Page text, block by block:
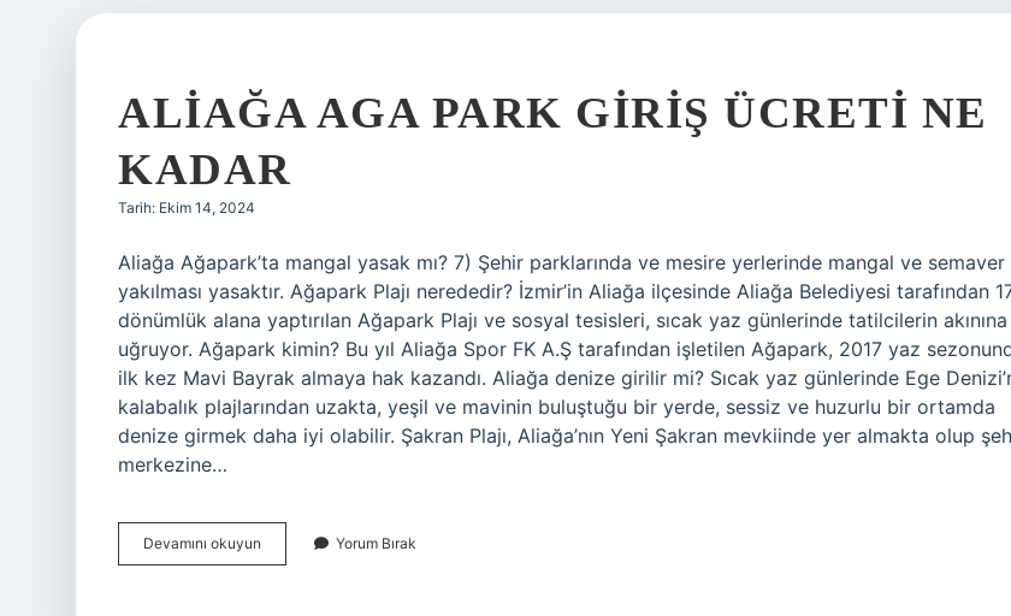
ALIAĞA AGA PARK GIRIŞ ÜCRETI NE
KADAR
Tarih: Ekim 14, 2024
Aliağa Ağapark’ta mangal yasak mı? 7) Şehir parklarında ve mesire yerlerinde mangal ve semaver
yakılması yasaktır. Ağapark Plajı nerededir? İzmir’in Aliağa ilçesinde Aliağa Belediyesi tarafından
dönümlük alana yaptırılan Ağapark Plajı ve sosyal tesisleri, sıcak yaz günlerinde tatilcilerin akınına
uğruyor. Ağapark kimin? Bu yıl Aliağa Spor FK A.Ş tarafından işletilen Ağapark, 2017 yaz
ilk kez Mavi Bayrak almaya hak kazandı. Aliağa denize girilir mi? Sıcak yaz günlerinde Ege
kalabalık plajlarından uzakta, yeşil ve mavinin buluştuğu bir yerde, sessiz ve huzurlu bir ortamda
denize girmek daha iyi olabilir. Şakran Plajı, Aliağa’nın Yeni Şakran mevkiinde yer almakta olup
merkezine…
Devamını okuyun
Aga
Yorum Bırak